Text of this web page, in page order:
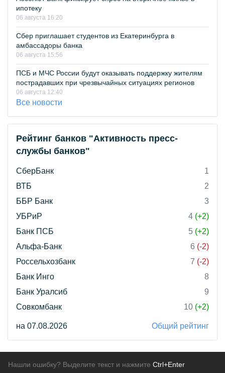
ипотеку
06 августа 16:20
Сбер приглашает студентов из Екатеринбурга в
амбассадоры банка
06 августа 15:56
ПСБ и МЧС России будут оказывать поддержку жителям
пострадавших при чрезвычайных ситуациях регионов
06 августа 12:40
Все новости
Рейтинг банков "Активность пресс-
службы банков"
СберБанк
1
ВТБ
2
ББР Банк
3
УБРиР
4 (+2)
Банк ПСБ
5 (+2)
Альфа-Банк
6 (-2)
Россельхозбанк
7 (-2)
Банк Инго
8
Банк Уралсиб
9
Совкомбанк
10 (+2)
на 07.08.2026 Общий рейтинг
Нашли ошибку? Выделите текст и нажмите Ctrl+Enter